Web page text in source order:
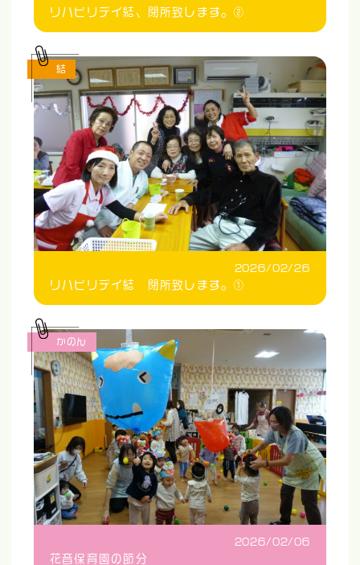
リハビリデイ結、閉所致します。②
2026/02/26
リハビリデイ結 閉所致します。①
結
2026/02/06
花音保育園の節分
かのん